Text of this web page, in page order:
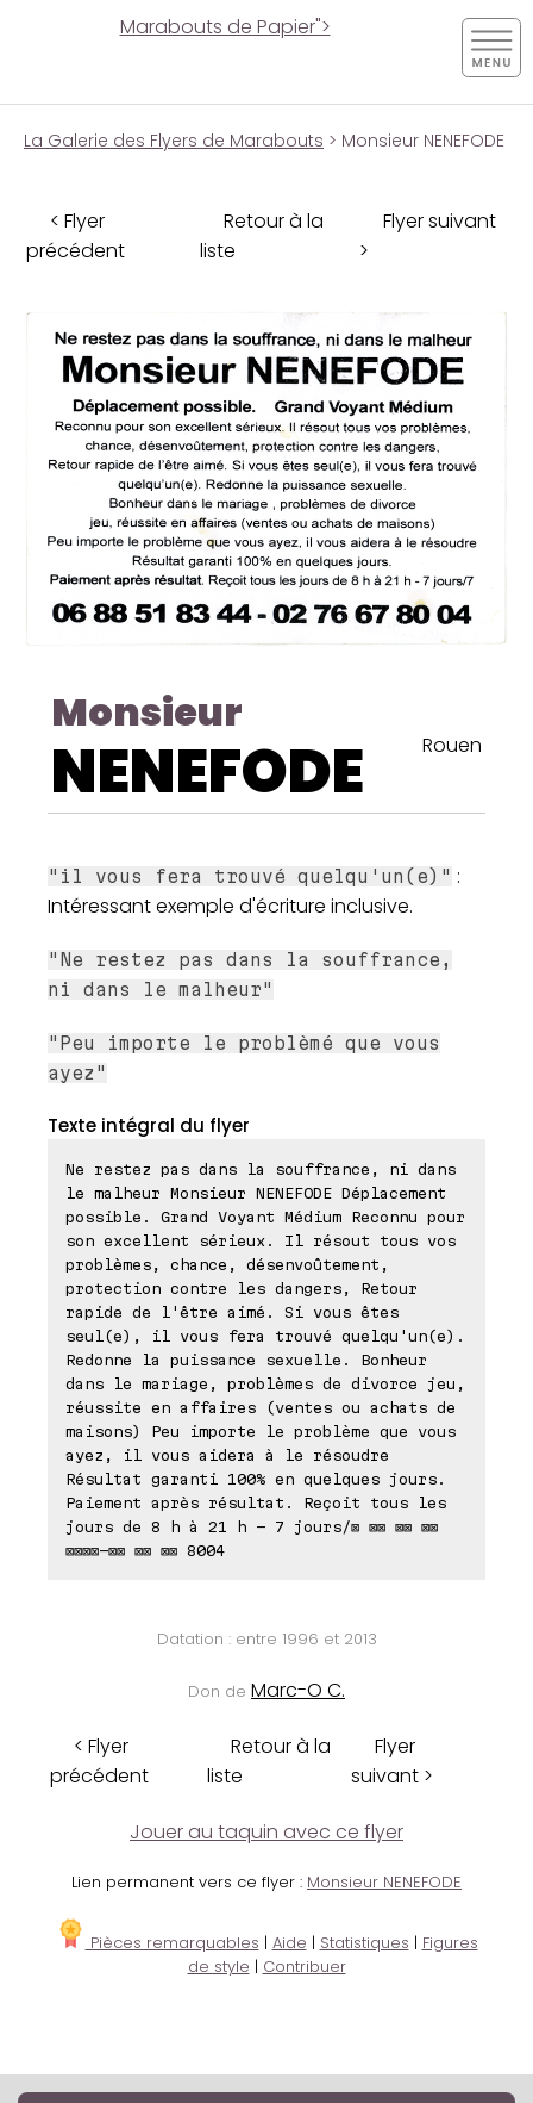
Marabouts de Papier">
La Galerie des Flyers de Marabouts > Monsieur NENEFODE
< Flyer
précédent
Retour à la
liste
Flyer suivant
>
Monsieur
NENEFODE Rouen
"il vous fera trouvé quelqu'un(e)" :
Intéressant exemple d'écriture inclusive.
"Ne restez pas dans la souffrance,
ni dans le malheur"
"Peu importe le problèmé que vous
ayez"
Texte intégral du flyer
Ne restez pas dans la souffrance, ni dans
le malheur Monsieur NENEFODE Déplacement
possible. Grand Voyant Médium Reconnu pour
son excellent sérieux. Il résout tous vos
problèmes, chance, désenvoûtement,
protection contre les dangers, Retour
rapide de l'être aimé. Si vous êtes
seul(e), il vous fera trouvé quelqu'un(e).
Redonne la puissance sexuelle. Bonheur
dans le mariage, problèmes de divorce jeu,
réussite en affaires (ventes ou achats de
maisons) Peu importe le problème que vous
ayez, il vous aidera à le résoudre
Résultat garanti 100% en quelques jours.
Paiement après résultat. Reçoit tous les
jours de 8 h à 21 h - 7 jours/⊠ ⊠⊠ ⊠⊠ ⊠⊠
⊠⊠⊠⊠-⊠⊠ ⊠⊠ ⊠⊠ 8004
Datation : entre 1996 et 2013
Don de Marc-O C.
< Flyer
précédent
Retour à la
liste
Flyer
suivant >
Jouer au taquin avec ce flyer
Lien permanent vers ce flyer : Monsieur NENEFODE
Pièces remarquables | Aide | Statistiques | Figures
de style | Contribuer